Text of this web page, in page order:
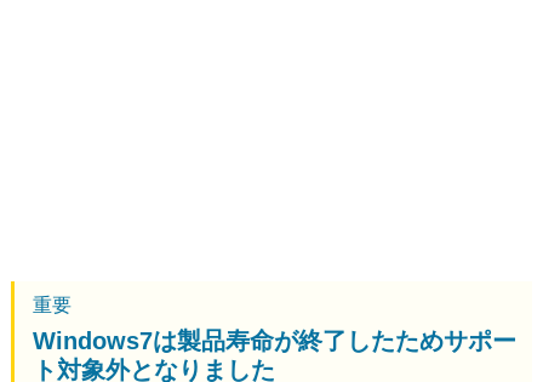
重要
Windows7は製品寿命が終了したためサポー
ト対象外となりました